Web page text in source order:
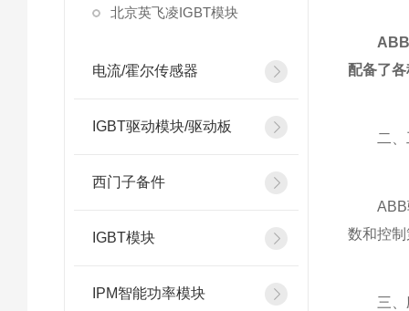
北京英飞凌IGBT模块
电流/霍尔传感器
IGBT驱动模块/驱动板
西门子备件
IGBT模块
IPM智能功率模块
配备了
二、
ABB驱
数和控
三、